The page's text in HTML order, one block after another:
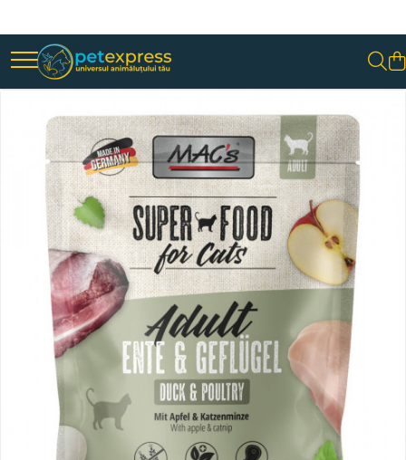
Toate Produsele
ACCESORII
Hamuri
HRANA UMEDA
Conserve
HRANA USCATA
INGRIJIRE
JUCARII
RECOMPENSE
VITAMINE & SUPLIMENTE